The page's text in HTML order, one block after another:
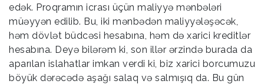
edək. Proqramın icrası üçün maliyyə mənbələri
müəyyən edilib. Bu, iki mənbədən maliyyələşəcək,
həm dövlət büdcəsi hesabına, həm də xarici kreditlər
hesabına. Deyə bilərəm ki, son illər ərzində burada da
aparılan islahatlar imkan verdi ki, biz xarici borcumuzu
böyük dərəcədə aşağı salaq və salmışıq da. Bu gün